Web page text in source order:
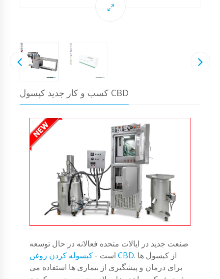
کسب و کار جدید کپسول CBD
صنعت جدید در ایالات متحده فعالانه در حال توسعه
است - کپسوله کردن روغن CBD. از کپسول ها
برای درمان و پیشگیری از بیماری ها استفاده می